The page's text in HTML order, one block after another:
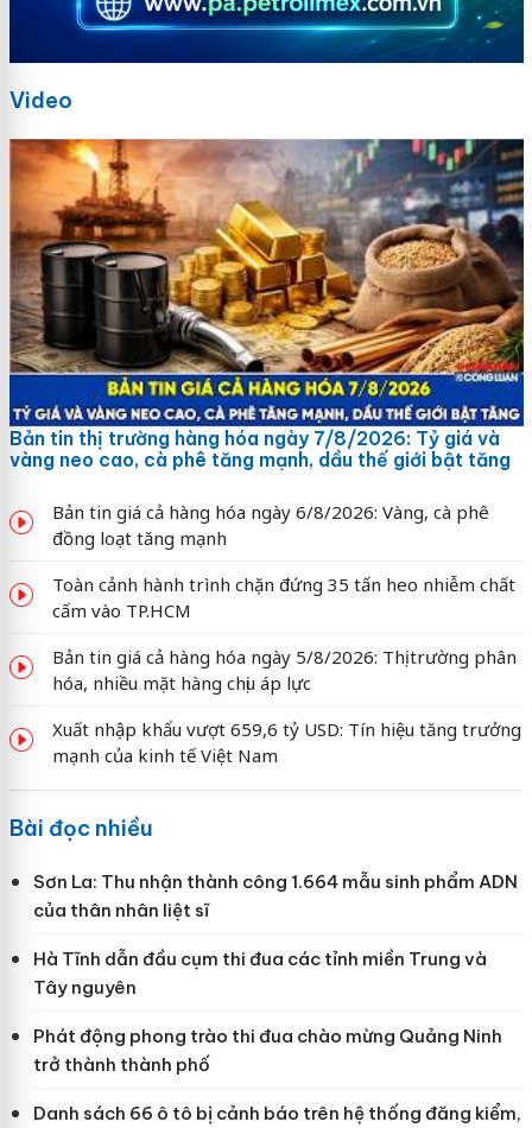
Video
Bản tin thị trường hàng hóa ngày 7/8/2026: Tỷ giá và
vàng neo cao, cà phê tăng mạnh, dầu thế giới bật tăng
Bản tin giá cả hàng hóa ngày 6/8/2026: Vàng, cà phê
đồng loạt tăng mạnh
Toàn cảnh hành trình chặn đứng 35 tấn heo nhiễm chất
cấm vào TP.HCM
Bản tin giá cả hàng hóa ngày 5/8/2026: Thị trường phân
hóa, nhiều mặt hàng chịu áp lực
Xuất nhập khẩu vượt 659,6 tỷ USD: Tín hiệu tăng trưởng
mạnh của kinh tế Việt Nam
Bài đọc nhiều
Sơn La: Thu nhận thành công 1.664 mẫu sinh phẩm ADN
của thân nhân liệt sĩ
Hà Tĩnh dẫn đầu cụm thi đua các tỉnh miền Trung và
Tây nguyên
Phát động phong trào thi đua chào mừng Quảng Ninh
trở thành thành phố
Danh sách 66 ô tô bị cảnh báo trên hệ thống đăng kiểm,